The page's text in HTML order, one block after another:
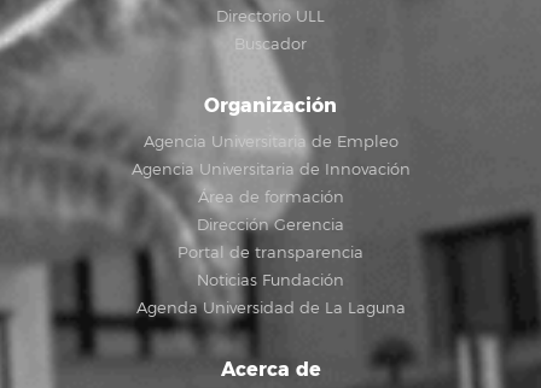
Directorio ULL
Buscador
Organización
Agencia Universitaria de Empleo
Agencia Universitaria de Innovación
Área de formación
Dirección Gerencia
Portal de transparencia
Noticias Fundación
Agenda Universidad de La Laguna
Acerca de